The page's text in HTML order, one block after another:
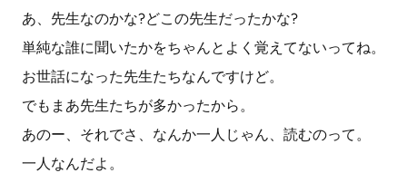
あ、先生なのかな?どこの先生だったかな?
単純な誰に聞いたかをちゃんとよく覚えてないってね。
お世話になった先生たちなんですけど。
でもまあ先生たちが多かったから。
あのー、それでさ、なんか一人じゃん、読むのって。
一人なんだよ。